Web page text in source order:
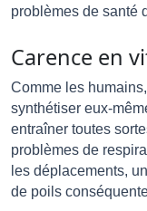
problèmes de santé
Carence en
Comme les
synthétiser eux-
entraîner toutes
problèmes de
les déplacements,
de poils